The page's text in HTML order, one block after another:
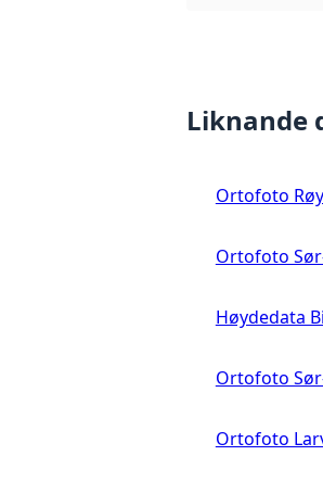
Liknande
Ortofoto
Ortofoto
Høydedata
Ortofoto
Ortofoto